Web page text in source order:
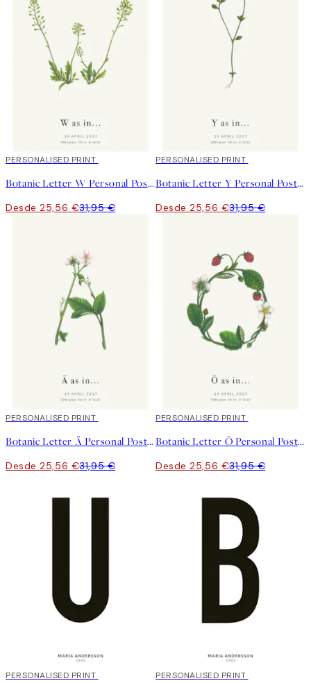
20%*
PERSONALISED PRINT
Botanic Letter W Personal Poster
Desde 25,56 €31,95 €
20%*
PERSONALISED PRINT
Botanic Letter Y Personal Poster
Desde 25,56 €31,95 €
20%*
PERSONALISED PRINT
Botanic Letter Ä Personal Poster
Desde 25,56 €31,95 €
20%*
PERSONALISED PRINT
Botanic Letter Ö Personal Poster
Desde 25,56 €31,95 €
20%*
PERSONALISED PRINT 20%*
PERSONALISED PRINT